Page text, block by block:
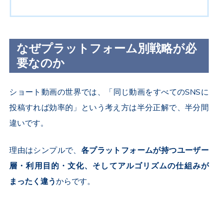
なぜプラットフォーム別戦略が必
要なのか
ショート動画の世界では、「同じ動画をすべてのSNSに
投稿すれば効率的」という考え方は半分正解で、半分間
違いです。
理由はシンプルで、 各プラットフォームが持つユーザー
層・利用目的・文化、そしてアルゴリズムの仕組みが
まったく違うからです。